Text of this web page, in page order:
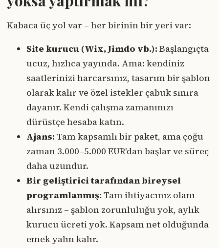
Kabaca üç yol var – her birinin bir yeri var:
Site kurucu (Wix, Jimdo vb.): Başlangıçta
ucuz, hızlıca yayında. Ama: kendiniz
saatlerinizi harcarsınız, tasarım bir şablon
olarak kalır ve özel istekler çabuk sınıra
dayanır. Kendi çalışma zamanınızı
dürüstçe hesaba katın.
Ajans: Tam kapsamlı bir paket, ama çoğu
zaman 3.000–5.000 EUR'dan başlar ve süreç
daha uzundur.
Bir geliştirici tarafından bireysel
programlanmış: Tam ihtiyacınız olanı
alırsınız – şablon zorunluluğu yok, aylık
kurucu ücreti yok. Kapsam net olduğunda
emek yalın kalır.